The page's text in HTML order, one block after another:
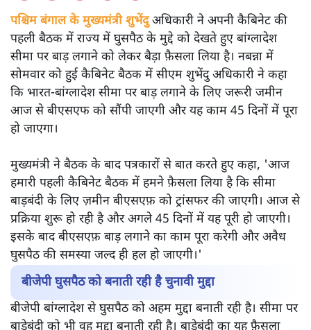
पश्चिम बंगाल के मुख्यमंत्री शुभेंदुअधिकारी ने अपनी कैबिनेट की
पहली बैठक में राज्य में घुसपैठ के मुद्दे को देखते हुए बांग्लादेश
सीमा पर बाड़ लगाने को लेकर बैड़ा फ़ैसला लिया है। नबन्ना में
सोमवार को हुई कैबिनेट बैठक में सीएम शुभेंदु अधिकारी ने कहा
कि भारत-बांग्लादेश सीमा पर बाड़ लगाने के लिए जरूरी जमीन
आज से बीएसएफ को सौंपी जाएगी और यह काम 45 दिनों में पूरा
हो जाएगा।
मुख्यमंत्री ने बैठक के बाद पत्रकारों से बात करते हुए कहा, 'आज
हमारी पहली कैबिनेट बैठक में हमने फ़ैसला लिया है कि सीमा
बाड़बंदी के लिए ज़मीन बीएसएफ़ को ट्रांसफर की जाएगी। आज से
प्रक्रिया शुरू हो रही है और अगले 45 दिनों में यह पूरी हो जाएगी।
इसके बाद बीएसएफ़ बाड़ लगाने का काम पूरा करेगी और अवैध
घुसपैठ की समस्या जल्द ही हल हो जाएगी।'
बीजेपी घुसपैठ को बनाती रही है चुनावी मुद्दा
बीजेपी बांग्लादेश से घुसपैठ को अहम मुद्दा बनाती रही है। सीमा पर